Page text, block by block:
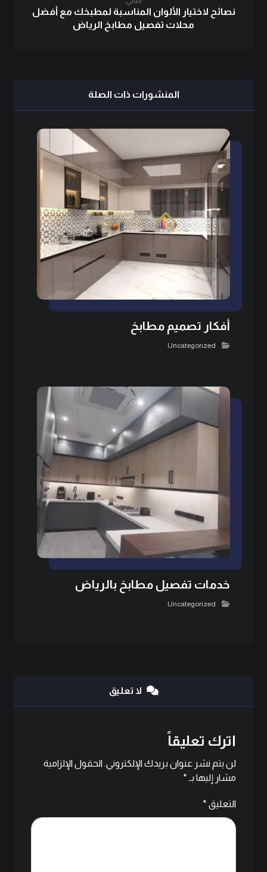
نصائح لاختيار الألوان المناسبة لمطبخك مع أفضل
محلات تفصيل مطابخ الرياض
المنشورات ذات الصلة
أفكار تصميم مطابخ
Uncategorized
خدمات تفصيل مطابخ بالرياض
Uncategorized
لا تعليق
اترك تعليقاً
لن يتم نشر عنوان بريدك الإلكتروني. الحقول الإلزامية
مشار إليها بـ *
التعليق *